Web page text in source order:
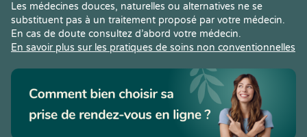
Les médecines douces, naturelles ou alternatives ne se
substituent pas à un traitement proposé par votre médecin.
En cas de doute consultez d’abord votre médecin.
En savoir plus sur les pratiques de soins non conventionnelles